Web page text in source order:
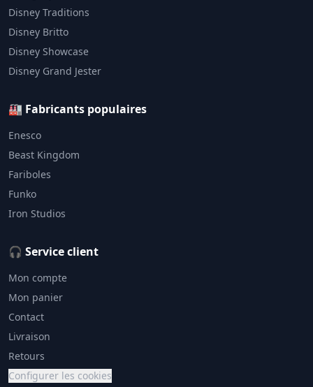
Disney Traditions
Disney Britto
Disney Showcase
Disney Grand Jester
🏭 Fabricants populaires
Enesco
Beast Kingdom
Fariboles
Funko
Iron Studios
🎧 Service client
Mon compte
Mon panier
Contact
Livraison
Retours
Configurer les cookies